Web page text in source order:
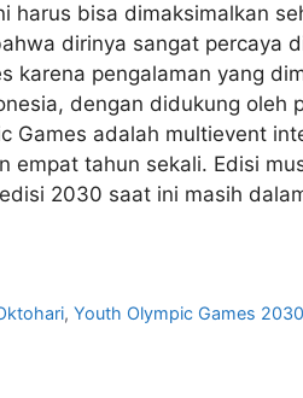
harus bisa dimaksimalkan
dirinya sangat percaya
karena pengalaman yang
dengan didukung oleh
Games adalah multievent
empat tahun sekali. Edisi
2030 saat ini masih
,Youth Olympic Games 2030